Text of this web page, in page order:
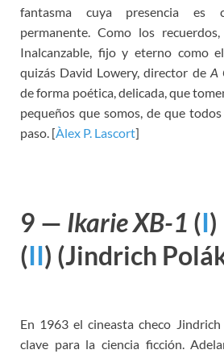
fantasma cuya presencia es
permanente. Como los
Inalcanzable, fijo y eterno como
quizás David Lowery, director de A
de forma poética, delicada, que
pequeños que somos, de que
paso. [Àlex P. Lascort]
9 — Ikarie XB-1 (I)
(II) (Jindrich
En 1963 el cineasta checo
clave para la ciencia ficción.